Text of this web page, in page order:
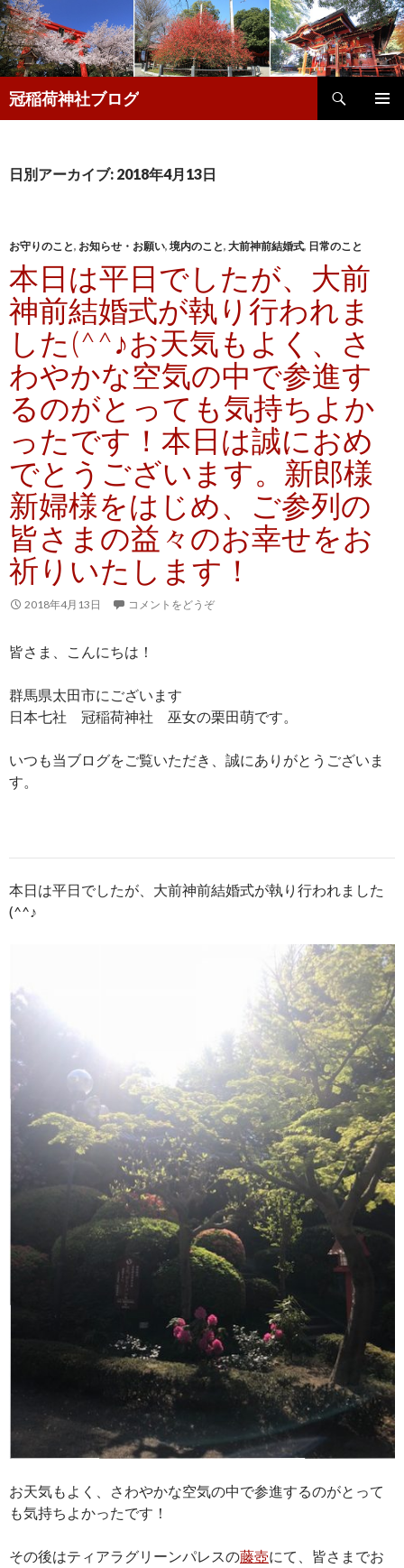
冠稲荷神社ブログ
索
ン
動
日別アーカイブ: 2018年4月13日
お守りのこと, お知らせ・お願い, 境内のこと, 大前神前結婚式, 日常のこと
本日は平日でしたが、大前
神前結婚式が執り行われま
した(^^♪お天気もよく、さ
わやかな空気の中で参進す
るのがとっても気持ちよか
ったです！本日は誠におめ
でとうございます。新郎様
新婦様をはじめ、ご参列の
皆さまの益々のお幸せをお
祈りいたします！
2018年4月13日 コメントをどうぞ
皆さま、こんにちは！
群馬県太田市にございます
日本七社 冠稲荷神社 巫女の栗田萌です。
いつも当ブログをご覧いただき、誠にありがとうございま
す。
本日は平日でしたが、大前神前結婚式が執り行われました
(^^♪
お天気もよく、さわやかな空気の中で参進するのがとって
も気持ちよかったです！
その後はティアラグリーンパレスの藤壺にて、皆さまでお